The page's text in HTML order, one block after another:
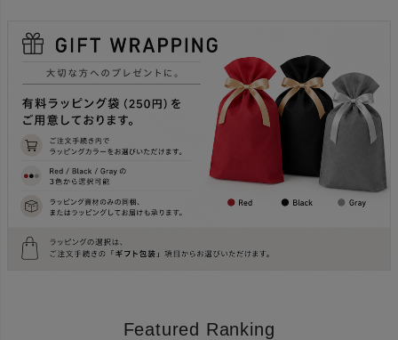
Featured Ranking